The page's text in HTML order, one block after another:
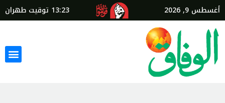
أغسطس 9, 2026 13:23 توقيت طهران